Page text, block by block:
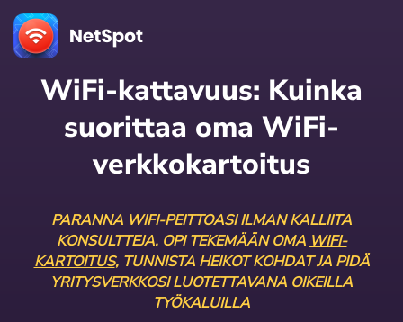
WiFi-kattavuus: Kuinka
suorittaa oma WiFi-
verkkokartoitus
PARANNA WIFI-PEITTOASI ILMAN KALLIITA
KONSULTTEJA. OPI TEKEMÄÄN OMA WIFI-
KARTOITUS, TUNNISTA HEIKOT KOHDAT JA PIDÄ
YRITYSVERKKOSI LUOTETTAVANA OIKEILLA
TYÖKALUILLA